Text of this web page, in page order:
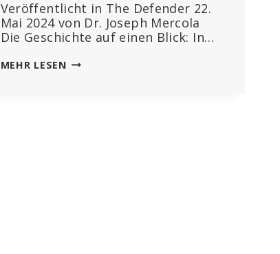
Veröffentlicht in The Defender 22.
Mai 2024 von Dr. Joseph Mercola
Die Geschichte auf einen Blick: In…
MEHR LESENUNGEIMPFTE